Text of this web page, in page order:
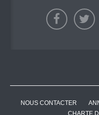
NOUS CONTACTER
CHARTE